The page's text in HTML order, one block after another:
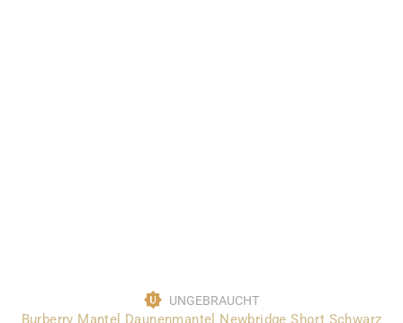
UNGEBRAUCHT
Burberry Mantel Daunenmantel Newbridge Short Schwarz